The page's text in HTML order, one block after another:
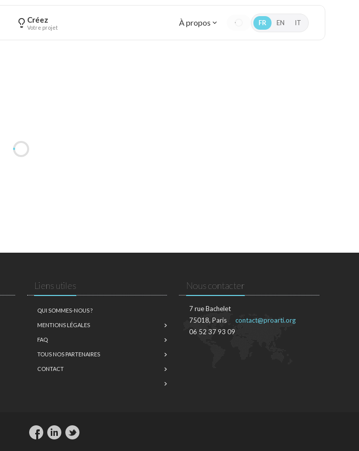
Créez
Votre projet À propos FR EN IT
Liens utiles
QUI SOMMES-NOUS ?
MENTIONS LÉGALES
FAQ
TOUS NOS PARTENAIRES
CONTACT
Nous contacter
7 rue Bachelet
75018, Paris
06 52 37 93 09
contact@proarti.org